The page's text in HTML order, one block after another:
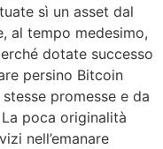
sì un asset dal
al tempo medesimo,
dotate successo
persino Bitcoin
promesse e da
poca originalità
nell’emanare